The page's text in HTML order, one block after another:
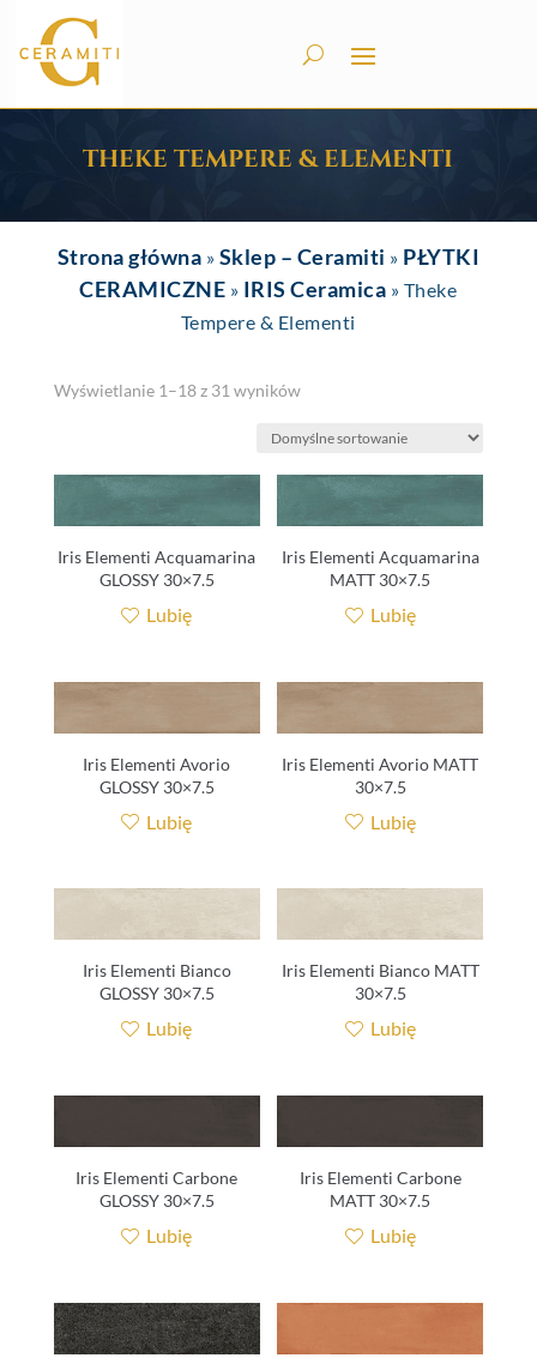
THEKE TEMPERE & ELEMENTI
Strona główna » Sklep – Ceramiti » PŁYTKI
CERAMICZNE » IRIS Ceramica » Theke
Tempere & Elementi
Wyświetlanie 1–18 z 31 wyników
Iris Elementi Acquamarina
GLOSSY 30×7.5
Lubię
Iris Elementi Acquamarina
MATT 30×7.5
Lubię
Iris Elementi Avorio
GLOSSY 30×7.5
Lubię
Iris Elementi Avorio MATT
30×7.5
Lubię
Iris Elementi Bianco
GLOSSY 30×7.5
Lubię
Iris Elementi Bianco MATT
30×7.5
Lubię
Iris Elementi Carbone
GLOSSY 30×7.5
Lubię
Iris Elementi Carbone
MATT 30×7.5
Lubię